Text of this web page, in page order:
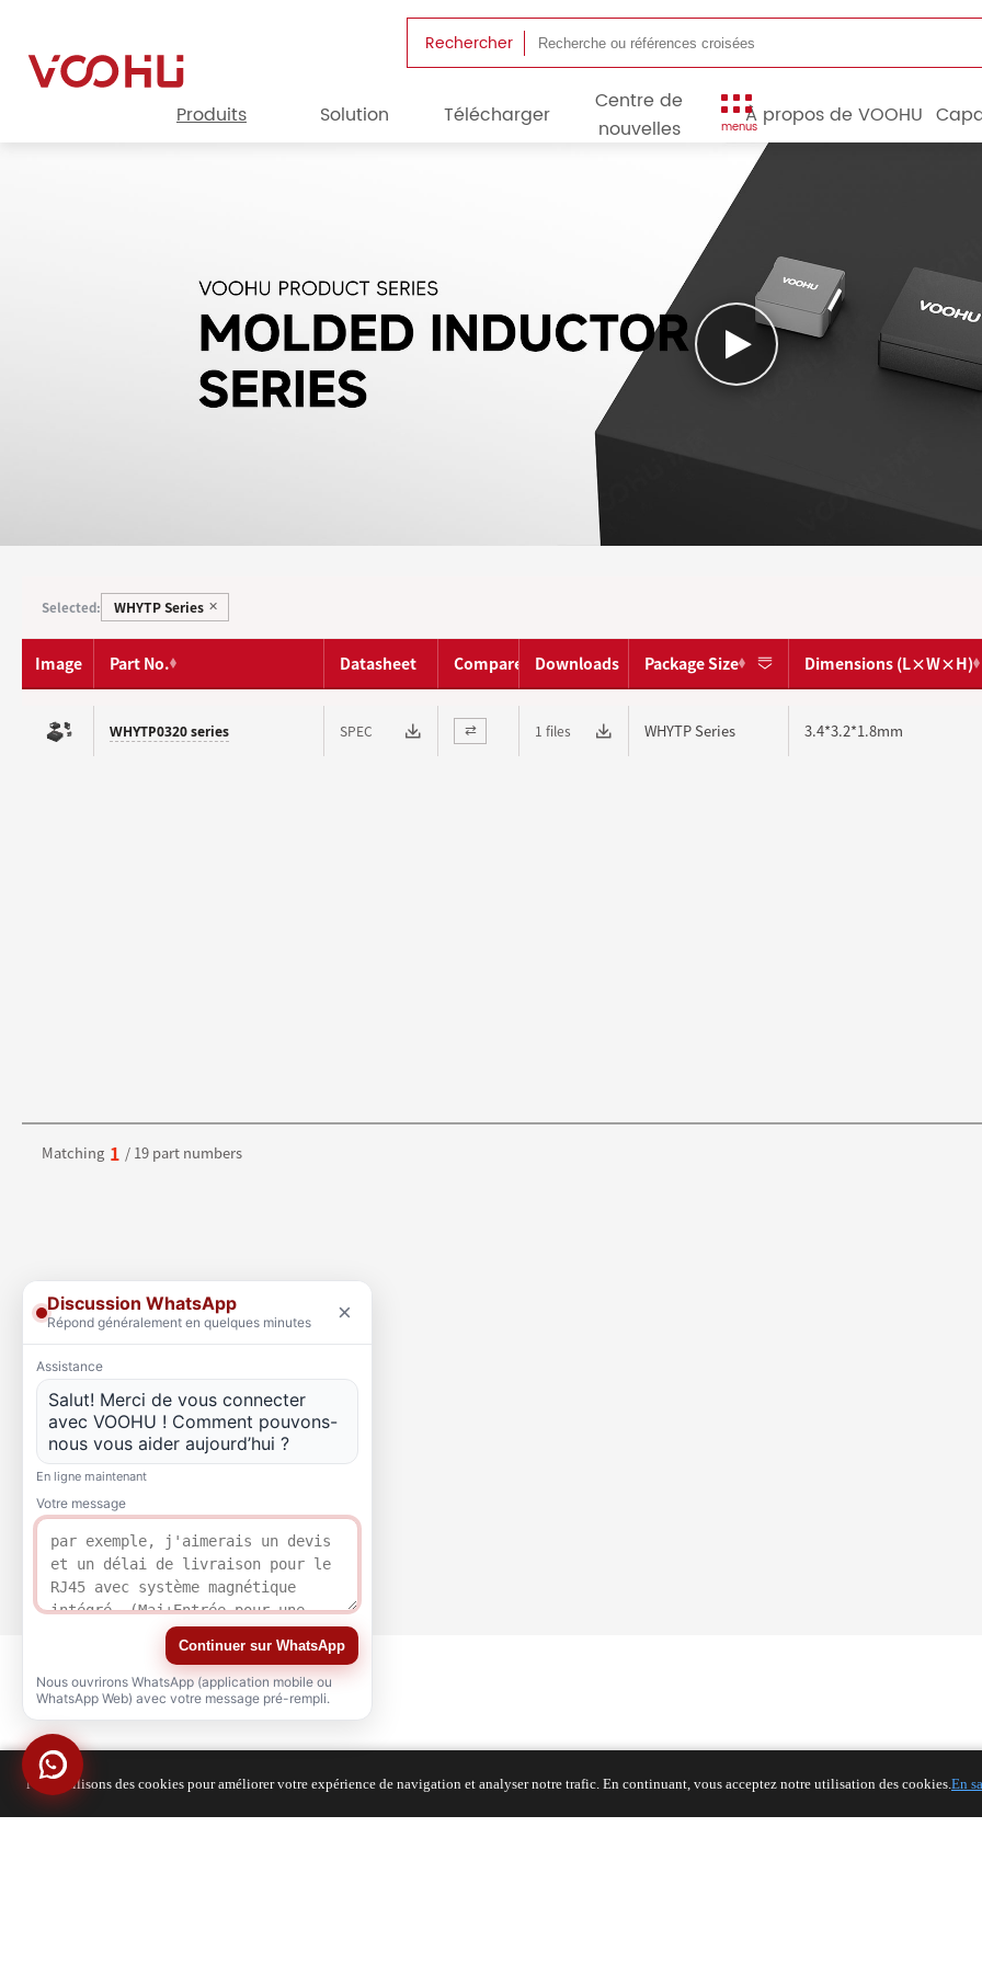
Rechercher
Produits Solution Télécharger
Centre de
nouvelles
menusÀ propos de VOOHU
Selected: WHYTP Series ✕
Image Part No. Datasheet Compare Downloads Package Size Dimensions (L×W×H)
WHYTP0320 series SPEC ⇄ 1 files WHYTP Series 3.4*3.2*1.8mm
Matching 1 / 19 part numbers
Connect with Us
Nous utilisons des cookies pour améliorer votre expérience de navigation et analyser notre trafic. En continuant, vous acceptez notre utilisation des cookies.En
Discussion WhatsApp
Répond généralement en quelques minutes ×
Assistance
Salut! Merci de vous connecter
avec VOOHU ! Comment pouvons-
nous vous aider aujourd’hui ?
En ligne maintenant
Votre message
Continuer sur WhatsApp
Nous ouvrirons WhatsApp (application mobile ou
WhatsApp Web) avec votre message pré-rempli.